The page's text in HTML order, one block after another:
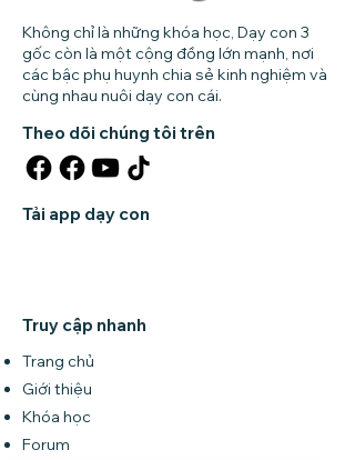
Không chỉ là những khóa học, Dạy con 3
gốc còn là một cộng đồng lớn mạnh, nơi
các bậc phụ huynh chia sẻ kinh nghiệm và
cùng nhau nuôi dạy con cái.
Theo dõi chúng tôi trên
Tải app dạy con
Truy cập nhanh
Trang chủ
Giới thiệu
Khóa học
Forum